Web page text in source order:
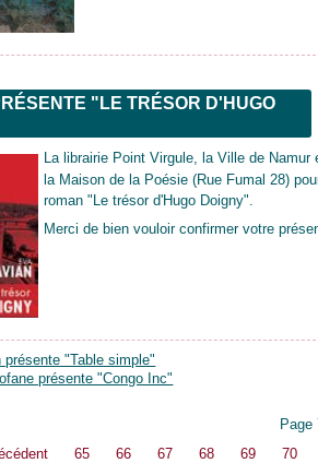
"LE TRÉSOR D'HUGO
La librairie Point Virgule, la Ville de
la Maison de la Poésie (Rue Fumal 28)
roman "Le trésor d'Hugo Doigny".
Merci de bien vouloir confirmer votre
présente "Table simple"
présente "Congo Inc"
Page
65 66 67 68 69 70